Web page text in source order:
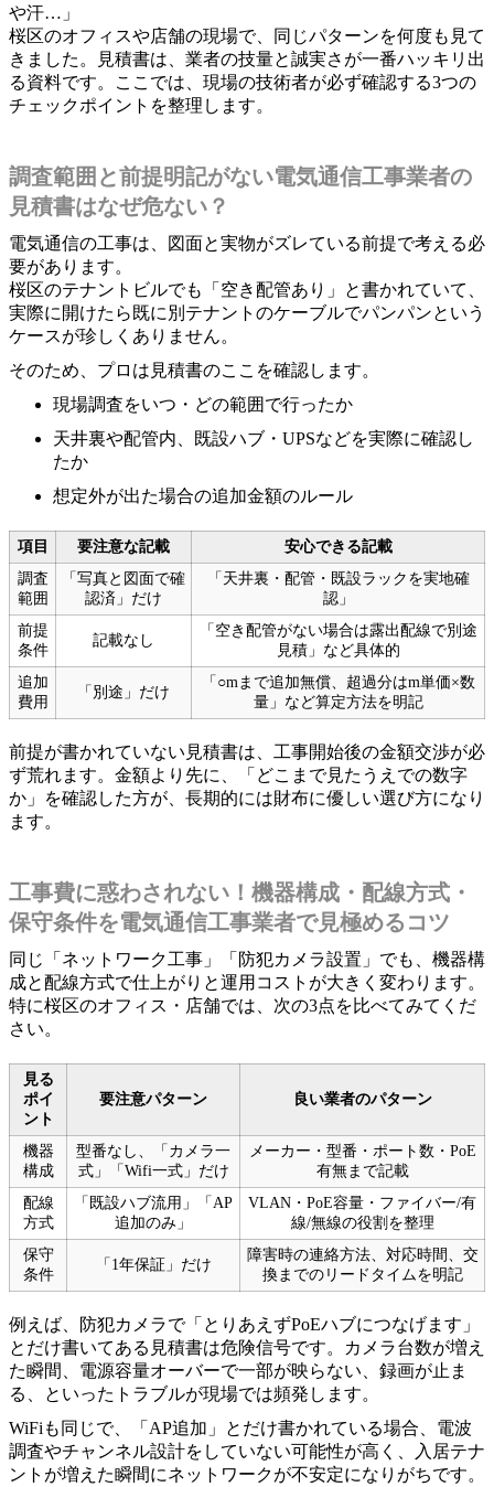
や汗…」
桜区のオフィスや店舗の現場で、同じパターンを何度も見て
きました。見積書は、業者の技量と誠実さが一番ハッキリ出
る資料です。ここでは、現場の技術者が必ず確認する3つの
チェックポイントを整理します。
調査範囲と前提明記がない電気通信工事業者の
見積書はなぜ危ない？
電気通信の工事は、図面と実物がズレている前提で考える必
要があります。
桜区のテナントビルでも「空き配管あり」と書かれていて、
実際に開けたら既に別テナントのケーブルでパンパンという
ケースが珍しくありません。
そのため、プロは見積書のここを確認します。
現場調査をいつ・どの範囲で行ったか
天井裏や配管内、既設ハブ・UPSなどを実際に確認し
たか
想定外が出た場合の追加金額のルール
項目 要注意な記載
安心できる記載
調査
範囲
「写真と図面で確
認済」だけ
「天井裏・配管・既設ラックを実地確
認」
前提
条件
記載なし
「空き配管がない場合は露出配線で別途
見積」など具体的
追加
費用
「別途」だけ
「○mまで追加無償、超過分はm単価×数
量」など算定方法を明記
前提が書かれていない見積書は、工事開始後の金額交渉が必
ず荒れます。金額より先に、「どこまで見たうえでの数字
か」を確認した方が、長期的には財布に優しい選び方になり
ます。
工事費に惑わされない！機器構成・配線方式・
保守条件を電気通信工事業者で見極めるコツ
同じ「ネットワーク工事」「防犯カメラ設置」でも、機器構
成と配線方式で仕上がりと運用コストが大きく変わります。
特に桜区のオフィス・店舗では、次の3点を比べてみてくだ
さい。
見る
ポイ
ント
要注意パターン 良い業者のパターン
機器
構成
型番なし、「カメラ一
式」「Wifi一式」だけ
メーカー・型番・ポート数・PoE
有無まで記載
配線
方式
「既設ハブ流用」「AP
追加のみ」
VLAN・PoE容量・ファイバー/有
線/無線の役割を整理
保守
条件
「1年保証」だけ
障害時の連絡方法、対応時間、交
換までのリードタイムを明記
例えば、防犯カメラで「とりあえずPoEハブにつなげます」
とだけ書いてある見積書は危険信号です。カメラ台数が増え
た瞬間、電源容量オーバーで一部が映らない、録画が止ま
る、といったトラブルが現場では頻発します。
WiFiも同じで、「AP追加」とだけ書かれている場合、電波
調査やチャンネル設計をしていない可能性が高く、入居テナ
ントが増えた瞬間にネットワークが不安定になりがちです。